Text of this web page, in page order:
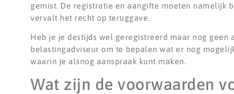
gemist. De registratie en aangifte moeten namelijk
vervalt het recht op teruggave.
Heb je je destijds wel geregistreerd maar nog geen
belastingadviseur om te bepalen wat er nog
waarin je alsnog aanspraak kunt maken.
Wat zijn de voorwaarden